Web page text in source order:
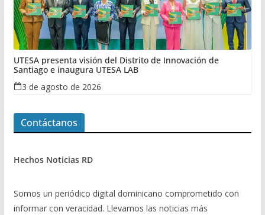
UTESA presenta visión del Distrito de Innovación de
Santiago e inaugura UTESA LAB
3 de agosto de 2026
Contáctanos
Hechos Noticias RD
Somos un periódico digital dominicano comprometido con
informar con veracidad. Llevamos las noticias más